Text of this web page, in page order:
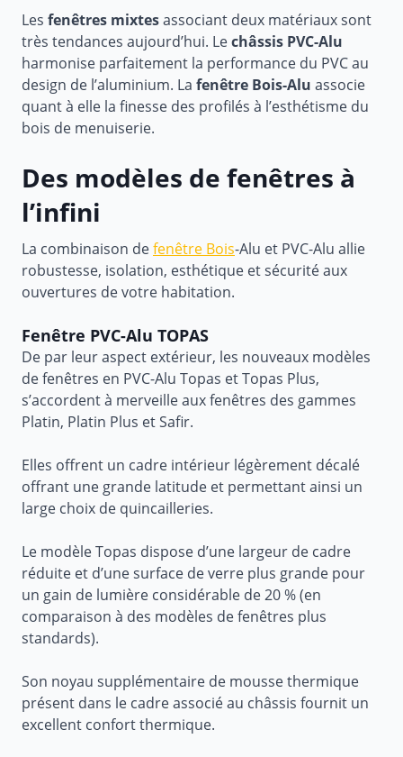
Les fenêtres mixtesassociant deux matériaux sont
très tendances aujourd’hui. Lechâssis PVC-Alu
harmonise parfaitement la performance du PVC au
design de l’aluminium. La fenêtre Bois-Alu associe
quant à elle la finesse des profilés à l’esthétisme du
bois de menuiserie.
Des modèles de fenêtres à
l’infini
La combinaison defenêtre Bois-Alu et PVC-Alu allie
robustesse, isolation, esthétique et sécurité aux
ouvertures de votre habitation.
Fenêtre PVC-Alu TOPAS
De par leur aspect extérieur, les nouveaux modèles
de fenêtres en PVC-Alu Topas et Topas Plus,
s’accordent à merveille aux fenêtres des gammes
Platin, Platin Plus et Safir.
Elles offrent un cadre intérieur légèrement décalé
offrant une grande latitude et permettant ainsi un
large choix de quincailleries.
Le modèle Topas dispose d’une largeur de cadre
réduite et d’une surface de verre plus grande pour
un gain de lumière considérable de 20 % (en
comparaison à des modèles de fenêtres plus
standards).
Son noyau supplémentaire de mousse thermique
présent dans le cadre associé au châssis fournit un
excellent confort thermique.